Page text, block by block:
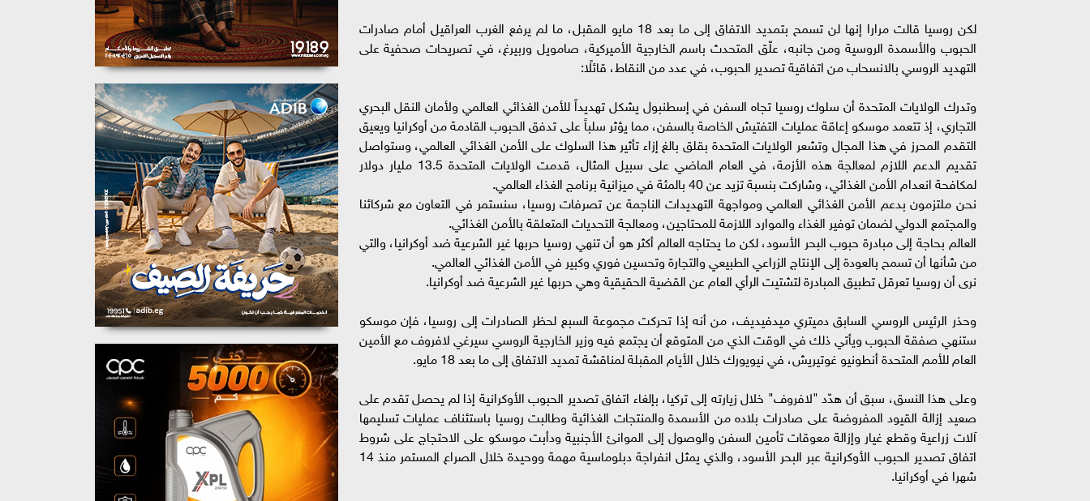
لكن روسيا قالت مرارا إنها لن تسمح بتمديد الاتفاق إلى ما بعد 18 مايو المقبل، ما لم يرفع الغرب العراقيل أمام صادرات
الحبوب والأسمدة الروسية ومن جانبه، علّق المتحدث باسم الخارجية الأميركية، صامويل وربيرغ، في تصريحات صحفية على
التهديد الروسي بالانسحاب من اتفاقية تصدير الحبوب، في عدد من النقاط، قائلًا:
وتدرك الولايات المتحدة أن سلوك روسيا تجاه السفن في إسطنبول يشكل تهديداً للأمن الغذائي العالمي ولأمان النقل البحري
التجاري، إذ تتعمد موسكو إعاقة عمليات التفتيش الخاصة بالسفن، مما يؤثر سلباً على تدفق الحبوب القادمة من أوكرانيا ويعيق
التقدم المحرز في هذا المجال وتشعر الولايات المتحدة بقلق بالغ إزاء تأثير هذا السلوك على الأمن الغذائي العالمي، وستواصل
تقديم الدعم اللازم لمعالجة هذه الأزمة، في العام الماضي على سبيل المثال، قدمت الولايات المتحدة 13.5 مليار دولار
لمكافحة انعدام الأمن الغذائي، وشاركت بنسبة تزيد عن 40 بالمئة في ميزانية برنامج الغذاء العالمي.
نحن ملتزمون بدعم الأمن الغذائي العالمي ومواجهة التهديدات الناجمة عن تصرفات روسيا، سنستمر في التعاون مع شركائنا
والمجتمع الدولي لضمان توفير الغذاء والموارد اللازمة للمحتاجين، ومعالجة التحديات المتعلقة بالأمن الغذائي.
العالم بحاجة إلى مبادرة حبوب البحر الأسود، لكن ما يحتاجه العالم أكثر هو أن تنهي روسيا حربها غير الشرعية ضد أوكرانيا، والتي
من شأنها أن تسمح بالعودة إلى الإنتاج الزراعي الطبيعي والتجارة وتحسين فوري وكبير في الأمن الغذائي العالمي.
نرى أن روسيا تعرقل تطبيق المبادرة لتشتيت الرأي العام عن القضية الحقيقية وهي حربها غير الشرعية ضد أوكرانيا.
وحذر الرئيس الروسي السابق دميتري ميدفيديف، من أنه إذا تحركت مجموعة السبع لحظر الصادرات إلى روسيا، فإن موسكو
ستنهي صفقة الحبوب ويأتي ذلك في الوقت الذي من المتوقع أن يجتمع فيه وزير الخارجية الروسي سيرغي لافروف مع الأمين
العام للأمم المتحدة أنطونيو غوتيريش، في نيويورك خلال الأيام المقبلة لمناقشة تمديد الاتفاق إلى ما بعد 18 مايو.
وعلى هذا النسق، سبق أن هدّد "لافروف" خلال زيارته إلى تركيا، بإلغاء اتفاق تصدير الحبوب الأوكرانية إذا لم يحصل تقدم على
صعيد إزالة القيود المفروضة على صادرات بلاده من الأسمدة والمنتجات الغذائية وطالبت روسيا باستئناف عمليات تسليمها
آلات زراعية وقطع غيار وإزالة معوقات تأمين السفن والوصول إلى الموانئ الأجنبية ودأبت موسكو على الاحتجاج على شروط
اتفاق تصدير الحبوب الأوكرانية عبر البحر الأسود، والذي يمثل انفراجة دبلوماسية مهمة ووحيدة خلال الصراع المستمر منذ 14
شهرا في أوكرانيا.